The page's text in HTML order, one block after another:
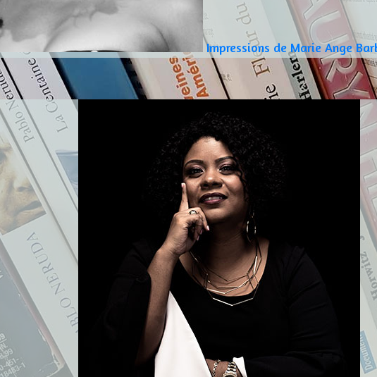
Impressions de Marie Ange